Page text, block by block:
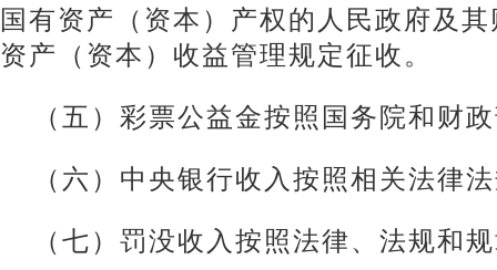
国有资产（资本）产权的人民政府及
资产（资本）收益管理规定征收。
（五）彩票公益金按照国务院和财
（六）中央银行收入按照相关法律
（七）罚没收入按照法律、法规和